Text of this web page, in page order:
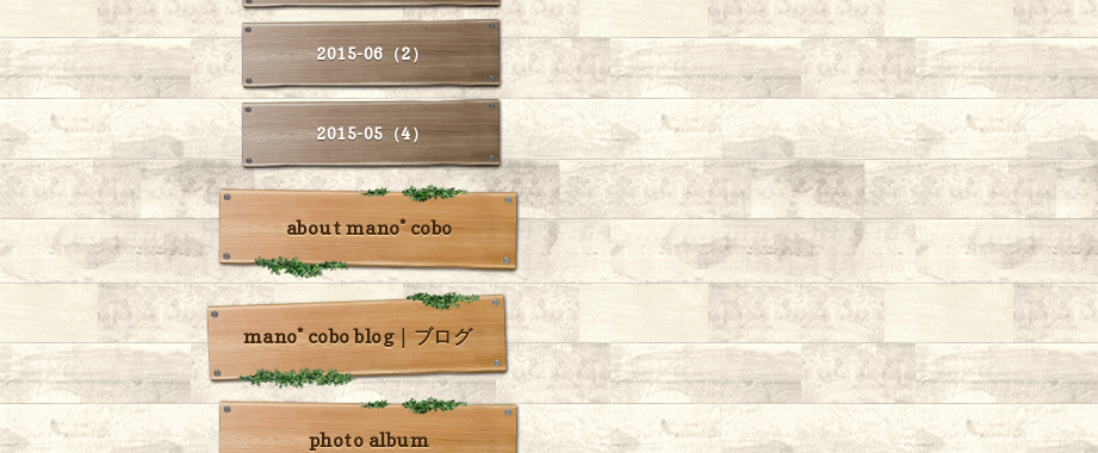
2015-06（2）
2015-05（4）
about mano* cobo
mano* cobo blog｜ブログ
photo album